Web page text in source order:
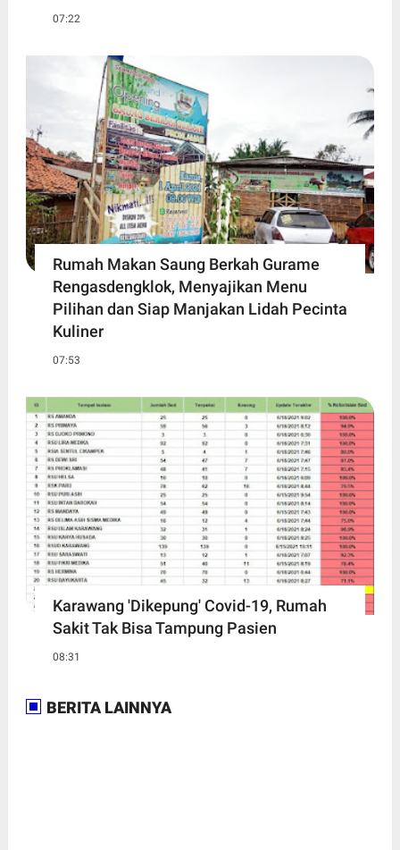
07:22
Rumah Makan Saung Berkah Gurame
Rengasdengklok, Menyajikan Menu
Pilihan dan Siap Manjakan Lidah Pecinta
Kuliner
07:53
Karawang 'Dikepung' Covid-19, Rumah
Sakit Tak Bisa Tampung Pasien
08:31
BERITA LAINNYA